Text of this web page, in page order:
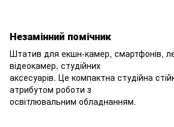
Незамінний помічник
Штатив для екшн-камер, смартфонів,
відеокамер, студійних
аксесуарів. Це компактна студійна
атрибутом роботи з
освітлювальним обладнанням.